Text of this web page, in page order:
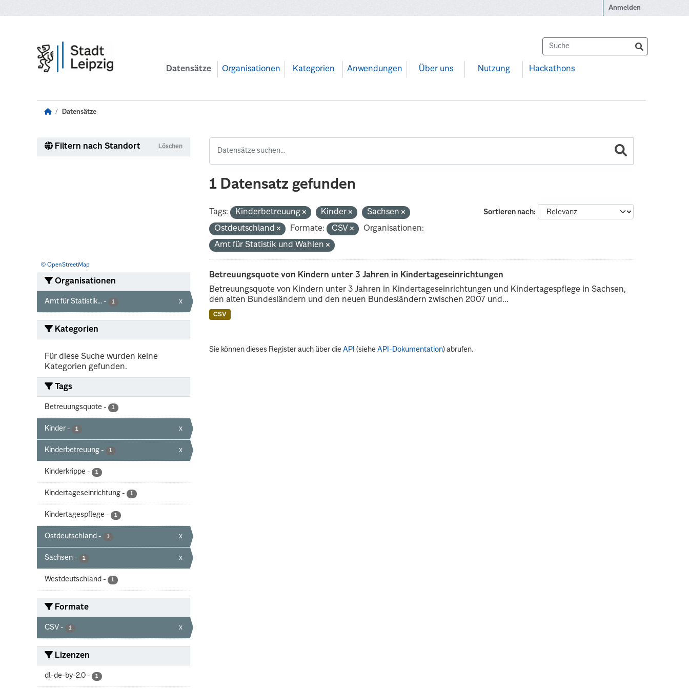
Anmelden
Datensätze Organisationen Kategorien Anwendungen Über uns Nutzung Hackathons
Datensätze
Filtern nach Standort Löschen
© OpenStreetMap
Organisationen
Amt für Statistik... - 1 x
Kategorien
Für diese Suche wurden keine
Kategorien gefunden.
Tags
Betreuungsquote - 1
Kinder - 1 x
Kinderbetreuung - 1 x
Kinderkrippe - 1
Kindertageseinrichtung - 1
Kindertagespflege - 1
Ostdeutschland - 1 x
Sachsen - 1 x
Westdeutschland - 1
Formate
CSV - 1 x
Lizenzen
dl-de-by-2.0 - 1
1 Datensatz gefunden
Sortieren nach
Tags: Kinderbetreuung Kinder
Sachsen
Ostdeutschland
Formate: CSV
Organisationen:
Amt für Statistik und Wahlen
Betreuungsquote von Kindern unter 3 Jahren in Kindertageseinrichtungen
Betreuungsquote von Kindern unter 3 Jahren in Kindertageseinrichtungen und Kindertagespflege in Sachsen,
den alten Bundesländern und den neuen Bundesländern zwischen 2007 und...
CSV
Sie können dieses Register auch über dieAPI (sieheAPI-Dokumentation) abrufen.